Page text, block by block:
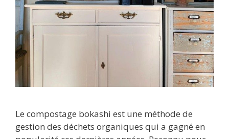
Le compostage bokashi est une méthode de
gestion des déchets organiques qui a gagné en